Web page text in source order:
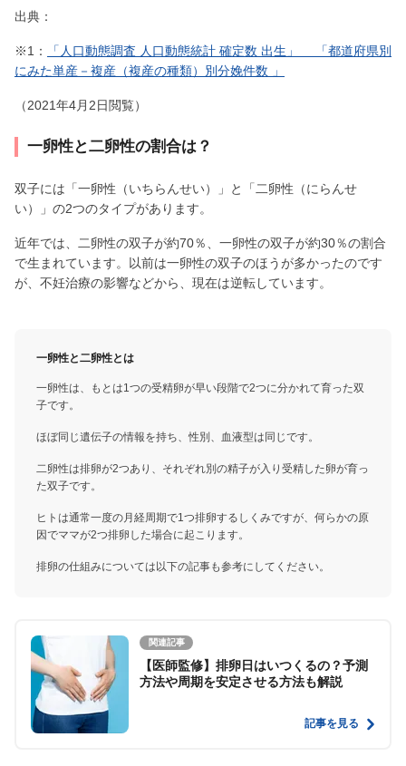
出典：
※1：
「人口動態調査 人口動態統計 確定数 出生」 「都道府県別
にみた単産－複産（複産の種類）別分娩件数 」
（2021年4月2日閲覧）
一卵性と二卵性の割合は？
双子には「一卵性（いちらんせい）」と「二卵性（にらんせ
い）」の2つのタイプがあります。
近年では、二卵性の双子が約70％、一卵性の双子が約30％の割合
で生まれています。以前は一卵性の双子のほうが多かったのです
が、不妊治療の影響などから、現在は逆転しています。
一卵性と二卵性とは
一卵性は、もとは1つの受精卵が早い段階で2つに分かれて育った双
子です。
ほぼ同じ遺伝子の情報を持ち、性別、血液型は同じです。
二卵性は排卵が2つあり、それぞれ別の精子が入り受精した卵が育っ
た双子です。
ヒトは通常一度の月経周期で1つ排卵するしくみですが、何らかの原
因でママが2つ排卵した場合に起こります。
排卵の仕組みについては以下の記事も参考にしてください。
関連記事
【医師監修】排卵日はいつくるの？予測
方法や周期を安定させる方法も解説
記事を見る